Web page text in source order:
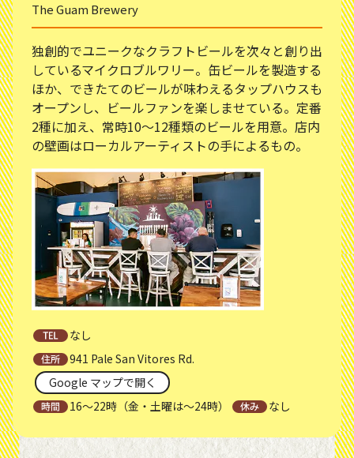
The Guam Brewery
独創的でユニークなクラフトビールを次々と創り出
しているマイクロブルワリー。缶ビールを製造する
ほか、できたてのビールが味わえるタップハウスも
オープンし、ビールファンを楽しませている。定番
2種に加え、常時10～12種類のビールを用意。店内
の壁画はローカルアーティストの手によるもの。
なし
941 Pale San Vitores Rd.
Google マップで開く
16～22時（金・土曜は～24時）
なし